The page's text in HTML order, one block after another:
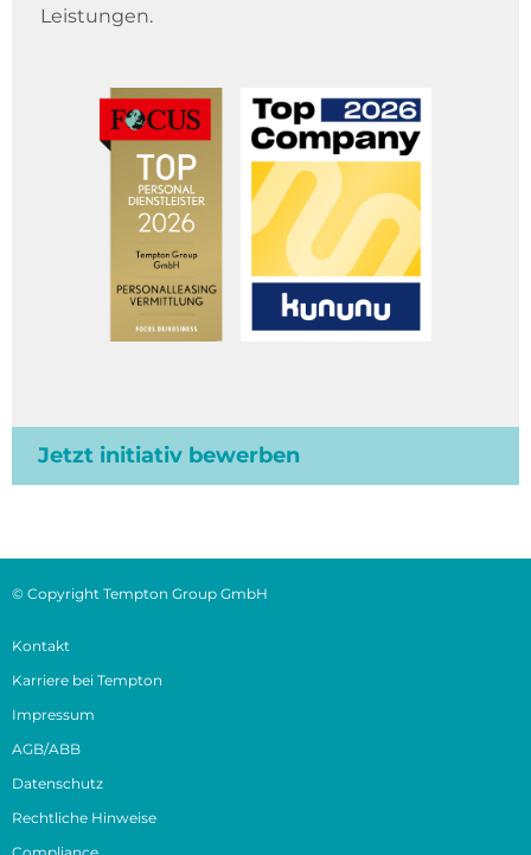
Leistungen.
Jetzt initiativ bewerben
© Copyright Tempton Group GmbH
Kontakt
Karriere bei Tempton
Impressum
AGB/ABB
Datenschutz
Rechtliche Hinweise